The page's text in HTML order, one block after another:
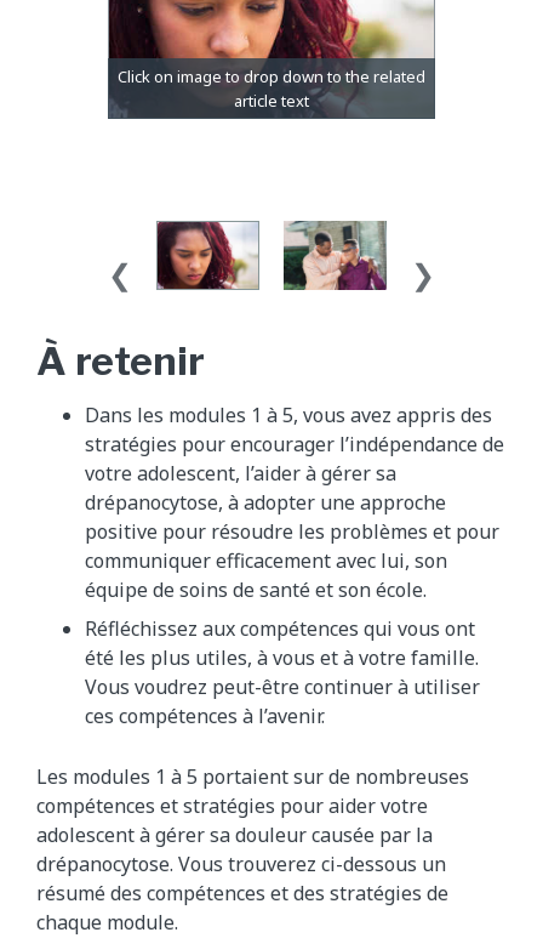
À retenir
Dans les modules 1 à 5, vous avez appris des
stratégies pour encourager l’indépendance de
votre adolescent, l’aider à gérer sa
drépanocytose, à adopter une approche
positive pour résoudre les problèmes et pour
communiquer efficacement avec lui, son
équipe de soins de santé et son école.
Réfléchissez aux compétences qui vous ont
été les plus utiles, à vous et à votre famille.
Vous voudrez peut-être continuer à utiliser
ces compétences à l’avenir.
Les modules 1 à 5 portaient sur de nombreuses
compétences et stratégies pour aider votre
adolescent à gérer sa douleur causée par la
drépanocytose. Vous trouverez ci-dessous un
résumé des compétences et des stratégies de
chaque module.